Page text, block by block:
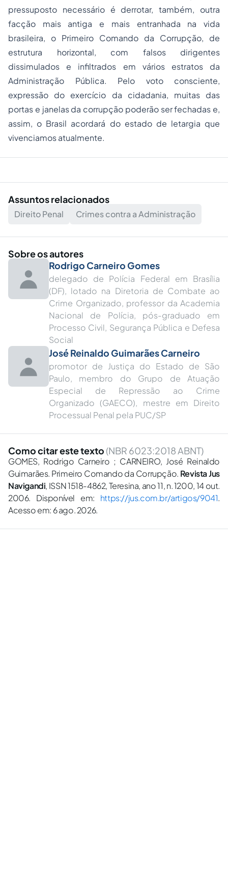
pressuposto necessário é derrotar, também, outra
facção mais antiga e mais entranhada na vida
brasileira, o Primeiro Comando da Corrupção, de
estrutura horizontal, com falsos dirigentes
dissimulados e infiltrados em vários estratos da
Administração Pública. Pelo voto consciente,
expressão do exercício da cidadania, muitas das
portas e janelas da corrupção poderão ser fechadas e,
assim, o Brasil acordará do estado de letargia que
vivenciamos atualmente.
Assuntos relacionados
Direito Penal Crimes contra a Administração
Sobre os autores
Rodrigo Carneiro Gomes
delegado de Polícia Federal em Brasília
(DF), lotado na Diretoria de Combate ao
Crime Organizado, professor da Academia
Nacional de Polícia, pós-graduado em
Processo Civil, Segurança Pública e Defesa
Social
José Reinaldo Guimarães Carneiro
promotor de Justiça do Estado de São
Paulo, membro do Grupo de Atuação
Especial de Repressão ao Crime
Organizado (GAECO), mestre em Direito
Processual Penal pela PUC/SP
Como citar este texto (NBR 6023:2018 ABNT)
GOMES, Rodrigo Carneiro ; CARNEIRO, José Reinaldo
Guimarães. Primeiro Comando da Corrupção. Revista Jus
Navigandi, ISSN 1518-4862, Teresina, ano 11, n. 1200, 14 out.
2006. Disponível em: https://jus.com.br/artigos/9041.
Acesso em: 6 ago. 2026.